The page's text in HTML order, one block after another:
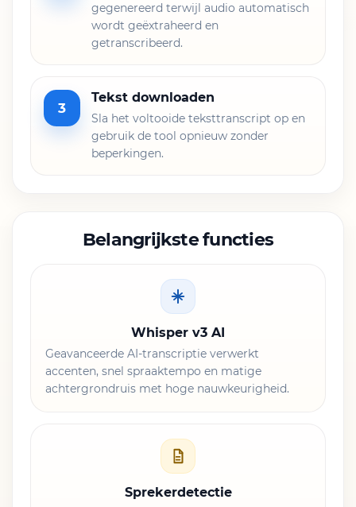
gegenereerd terwijl audio automatisch
wordt geëxtraheerd en
getranscribeerd.
3
Tekst downloaden
Sla het voltooide teksttranscript op en
gebruik de tool opnieuw zonder
beperkingen.
Belangrijkste functies
Whisper v3 AI
Geavanceerde AI-transcriptie verwerkt
accenten, snel spraaktempo en matige
achtergrondruis met hoge nauwkeurigheid.
Sprekerdetectie